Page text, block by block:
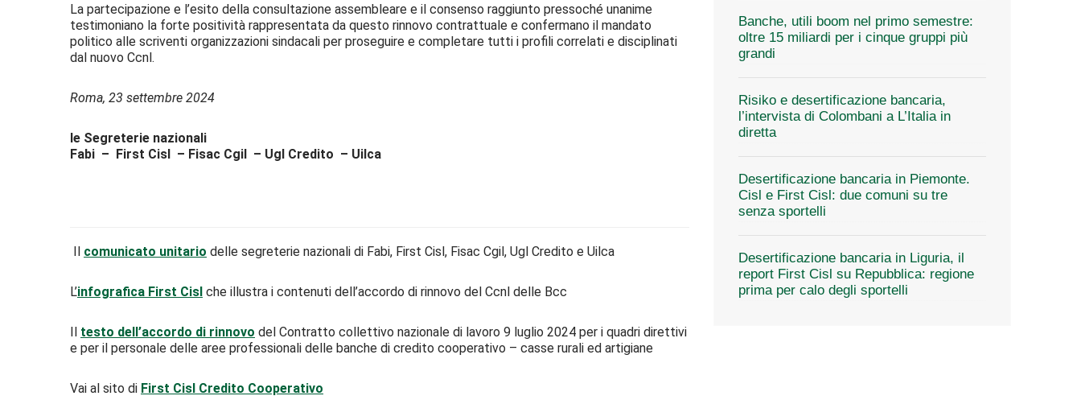
La partecipazione e l’esito della consultazione assembleare e il consenso raggiunto pressoché unanime
testimoniano la forte positività rappresentata da questo rinnovo contrattuale e confermano il mandato
politico alle scriventi organizzazioni sindacali per proseguire e completare tutti i profili correlati e disciplinati
dal nuovo Ccnl.
Roma, 23 settembre 2024
le Segreterie nazionali
Fabi – First Cisl – Fisac Cgil – Ugl Credito – Uilca
Il comunicato unitario delle segreterie nazionali di Fabi, First Cisl, Fisac Cgil, Ugl Credito e Uilca
L’infografica First Cisl che illustra i contenuti dell’accordo di rinnovo del Ccnl delle Bcc
Il testo dell’accordo di rinnovo del Contratto collettivo nazionale di lavoro 9 luglio 2024 per i quadri direttivi
e per il personale delle aree professionali delle banche di credito cooperativo – casse rurali ed artigiane
Vai al sito di First Cisl Credito Cooperativo
Banche, utili boom nel primo semestre:
oltre 15 miliardi per i cinque gruppi più
grandi
Risiko e desertificazione bancaria,
l’intervista di Colombani a L’Italia in
diretta
Desertificazione bancaria in Piemonte.
Cisl e First Cisl: due comuni su tre
senza sportelli
Desertificazione bancaria in Liguria, il
report First Cisl su Repubblica: regione
prima per calo degli sportelli